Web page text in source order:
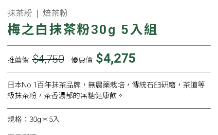
抹茶粉 ❘ 焙茶粉
梅之白抹茶粉30g 5入組
優惠價 $4,275
推薦價 $4,750
日本No.1百年抹茶品牌，無農藥栽培，傳統石臼研磨，茶道等
級抹茶粉，茶香濃郁的無糖健康飲。
規格：30g＊5入